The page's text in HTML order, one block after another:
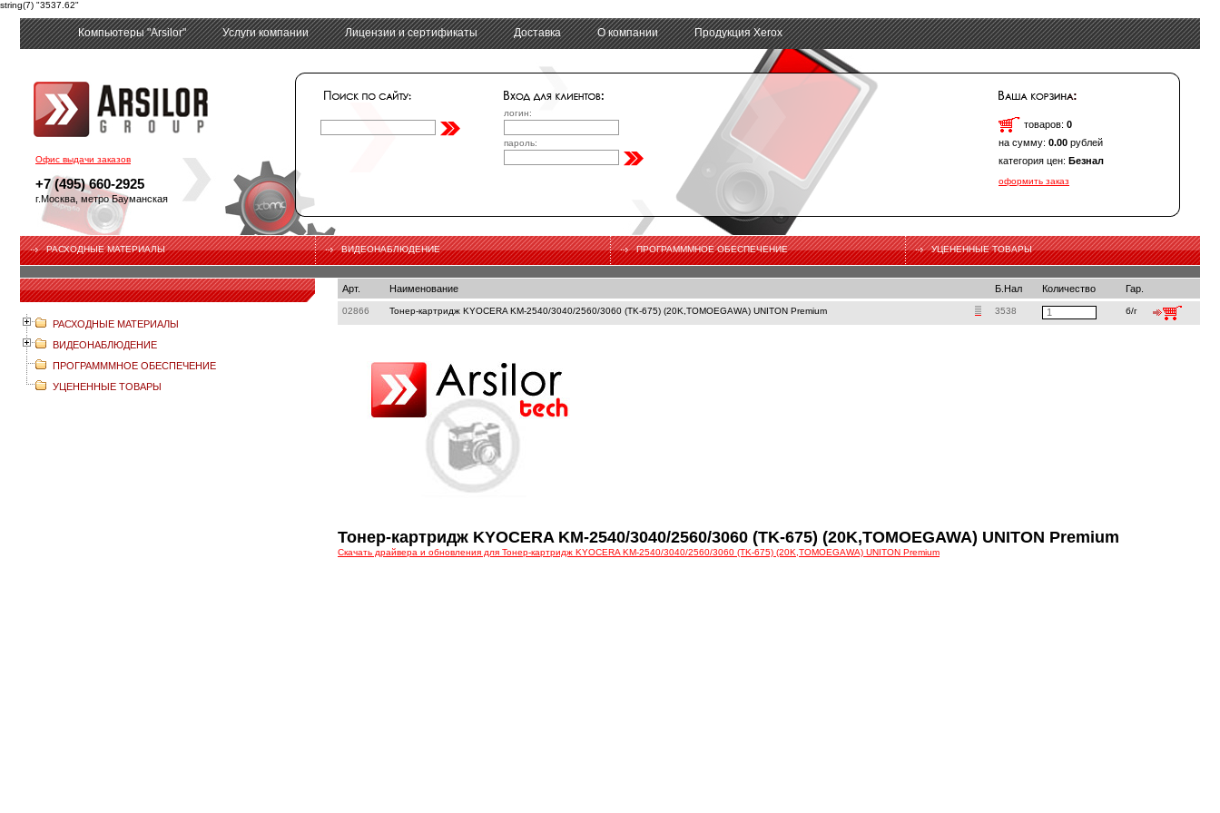
string(7) "3537.62"
Офис выдачи заказов
+7 (495) 660-2925
г.Москва, метро Бауманская
Компьютеры "Arsilor" Услуги компании Лицензии и сертификаты Доставка О компании Продукция Xerox
логин:
пароль:
товаров: 0
на сумму: 0.00рублей
категория цен: Безнал
оформить заказ
РАСХОДНЫЕ МАТЕРИАЛЫ ВИДЕОНАБЛЮДЕНИЕ ПРОГРАМММНОЕ ОБЕСПЕЧЕНИЕ УЦЕНЕННЫЕ ТОВАРЫ
РАСХОДНЫЕ МАТЕРИАЛЫ
ВИДЕОНАБЛЮДЕНИЕ
ПРОГРАМММНОЕ ОБЕСПЕЧЕНИЕ
УЦЕНЕННЫЕ ТОВАРЫ
Арт. Наименование Б.Нал Количество Гар.
02866 Тонер-картридж KYOCERA KM-2540/3040/2560/3060 (TK-675) (20K,TOMOEGAWA) UNITON Premium 3538 б/г
Тонер-картридж KYOCERA KM-2540/3040/2560/3060 (TK-675) (20K,TOMOEGAWA) UNITON Premium
Скачать драйвера и обновления для Тонер-картридж KYOCERA KM-2540/3040/2560/3060 (TK-675) (20K,TOMOEGAWA) UNITON Premium